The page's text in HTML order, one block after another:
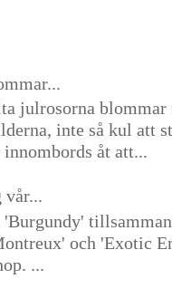
julrosorna blommar
inte så kul att
åt att...
vår...
'Burgundy'
och 'Exotic
...